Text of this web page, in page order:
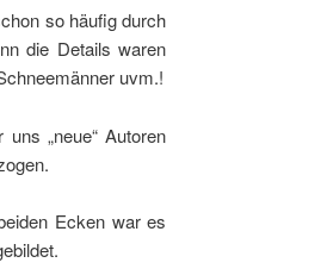
so häufig durch
die Details waren
uvm.!
„neue“ Autoren
Ecken war es